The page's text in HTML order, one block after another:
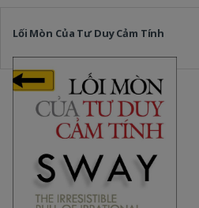
Lối Mòn Của Tư Duy Cảm Tính